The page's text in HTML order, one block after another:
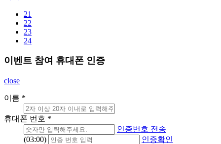
21
22
23
24
이벤트 참여 휴대폰 인증
close
이름 *
휴대폰 번호 *
인증번호 전송
(03:00)
인증확인